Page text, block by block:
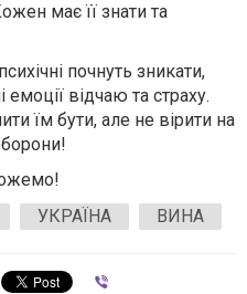
має її знати та
почнуть зникати,
відчаю та страху.
їм бути, але не вірити на
УКРАЇНА ВИНА